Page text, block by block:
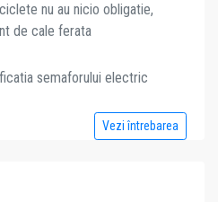
nu au nicio obligatie,
de cale ferata
semaforului electric
Vezi întrebarea